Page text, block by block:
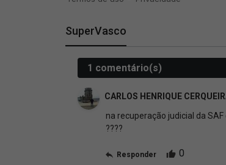
SuperVasco